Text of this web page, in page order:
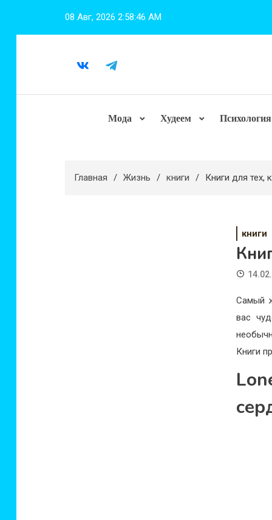
08 Авг, 2026 2:58:47 AM
Мода Худеем Психология
Главная Жизнь книги Книги для тех,
книги
Самый
вас
Книги